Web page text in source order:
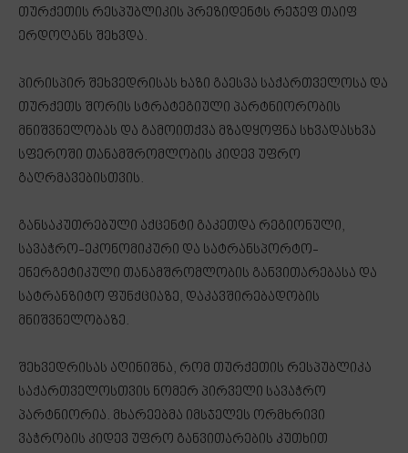
თურქეთის რესპუბლიკის პრეზიდენტს რეჯეფ თაიფ
ერდოღანს შეხვდა.
პირისპირ შეხვედრისას ხაზი გაესვა საქართველოსა და
თურქეთს შორის სტრატეგიული პარტნიორობის
მნიშვნელობას და გამოითქვა მზადყოფნა სხვადასხვა
სფეროში თანამშრომლობის კიდევ უფრო
გაღრმავებისთვის.
განსაკუთრებული აქცენტი გაკეთდა რეგიონული,
სავაჭრო-ეკონომიკური და სატრანსპორტო-
ენერგეტიკული თანამშრომლობის განვითარებასა და
სატრანზიტო ფუნქციაზე, დაკავშირებადობის
მნიშვნელობაზე.
შეხვედრისას აღინიშნა, რომ თურქეთის რესპუბლიკა
საქართველოსთვის ნომერ პირველი სავაჭრო
პარტნიორია. მხარეებმა იმსჯელეს ორმხრივი
ვაჭრობის კიდევ უფრო განვითარების კუთხით